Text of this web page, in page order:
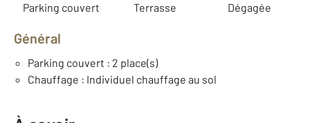
Parking couvert Terrasse Dégagée
Général
Parking couvert : 2 place(s)
Chauffage : Individuel chauffage au sol